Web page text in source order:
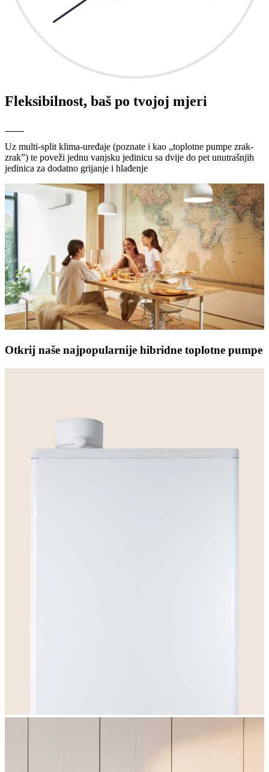
Fleksibilnost, baš po tvojoj mjeri
Uz multi-split klima-uređaje (poznate i kao „toplotne pumpe zrak-
zrak”) te poveži jednu vanjsku jedinicu sa dvije do pet unutrašnjih
jedinica za dodatno grijanje i hlađenje
Otkrij naše najpopularnije hibridne toplotne pumpe